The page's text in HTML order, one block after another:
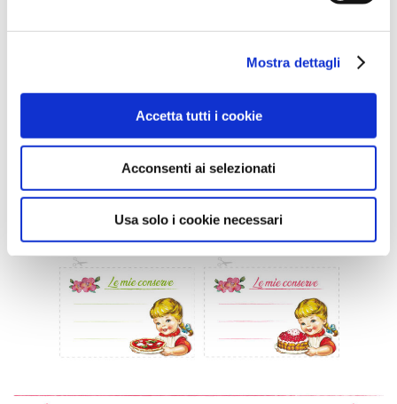
Mostra dettagli
Accetta tutti i cookie
Acconsenti ai selezionati
Usa solo i cookie necessari
Scarica